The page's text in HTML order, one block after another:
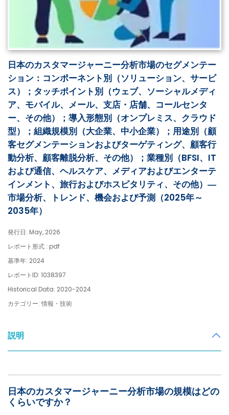
日本のカスタマージャーニー分析市場のセグメンテー
ション：コンポーネント別（ソリューション、サービ
ス）；タッチポイント別（ウェブ、ソーシャルメディ
ア、モバイル、メール、支店・店舗、コールセンタ
ー、その他）；導入形態別（オンプレミス、クラウド
型）；組織規模別（大企業、中小企業）；用途別（顧
客セグメンテーションおよびターゲティング、顧客行
動分析、顧客離脱分析、その他）；業種別（BFSI、IT
および通信、ヘルスケア、メディアおよびエンターテ
インメント、旅行およびホスピタリティ、その他）―
市場分析、トレンド、機会および予測（2025年～
2035年）
発行日: May, 2026
レポート形式 : pdf
基準年: 2024
レポートID: 1038397
Historical Data: 2020-2024
カテゴリー: 情報・技術
説明
日本のカスタマージャーニー分析市場の規模はどの
くらいですか？